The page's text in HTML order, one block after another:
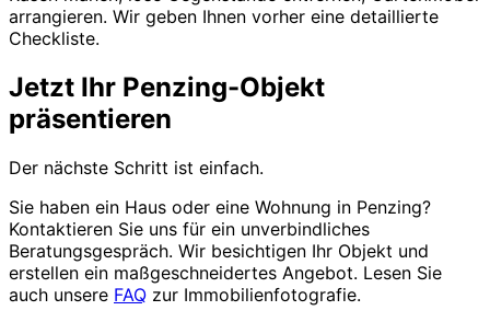
arrangieren. Wir geben Ihnen vorher eine detaillierte
Checkliste.
Jetzt Ihr Penzing-Objekt
präsentieren
Der nächste Schritt ist einfach.
Sie haben ein Haus oder eine Wohnung in Penzing?
Kontaktieren Sie uns für ein unverbindliches
Beratungsgespräch. Wir besichtigen Ihr Objekt und
erstellen ein maßgeschneidertes Angebot. Lesen Sie
auch unsere FAQ zur Immobilienfotografie.